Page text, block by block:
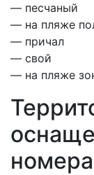
— песчаный
— на пляже
— причал
— свой
— на пляже
номера